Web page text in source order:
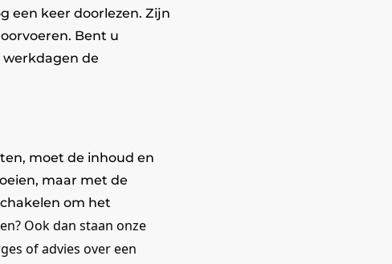
een keer doorlezen. Zijn
Bent u
de
moet de inhoud en
maar met de
om het
Ook dan staan onze
of advies over een